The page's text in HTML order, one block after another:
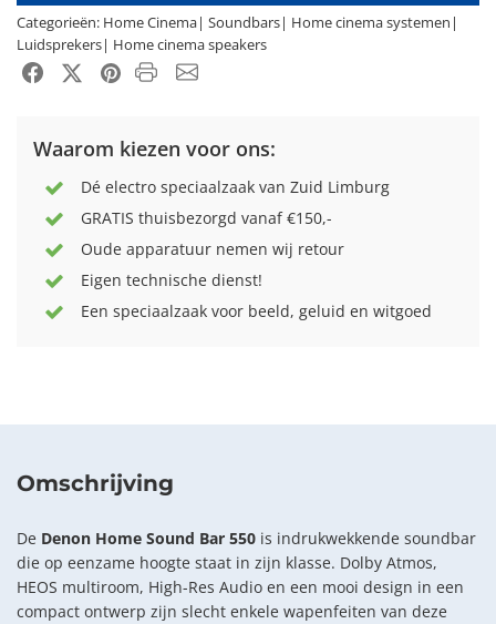
Categorieën: Home Cinema| Soundbars| Home cinema systemen |
Luidsprekers| Home cinema speakers
FacebookX-Twitter
PinterestProduct PDF
Email
Waarom kiezen voor ons:
Dé electro speciaalzaak van Zuid Limburg
GRATIS thuisbezorgd vanaf €150,-
Oude apparatuur nemen wij retour
Eigen technische dienst!
Een speciaalzaak voor beeld, geluid en witgoed
Omschrijving
De Denon Home Sound Bar 550 is indrukwekkende soundbar
die op eenzame hoogte staat in zijn klasse. Dolby Atmos,
HEOS multiroom, High-Res Audio en een mooi design in een
compact ontwerp zijn slecht enkele wapenfeiten van deze